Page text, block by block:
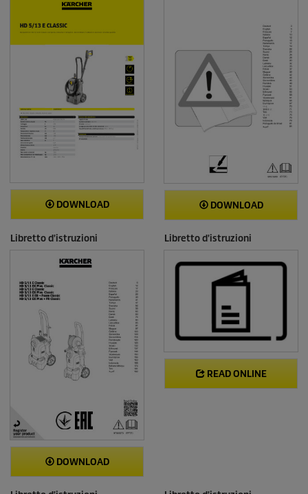
DOWNLOAD DOWNLOAD
Libretto d'istruzioni
DOWNLOAD
Libretto d'istruzioni
READ ONLINE